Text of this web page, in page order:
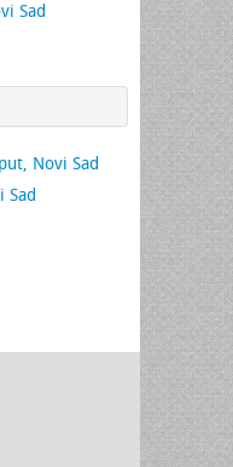
Sad
Novi Sad